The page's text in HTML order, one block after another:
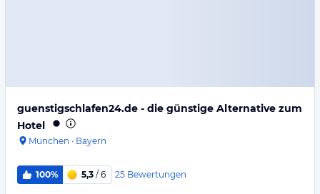
guenstigschlafen24.de - die günstige Alternative zum
Hotel
München · Bayern
100% 5,3 / 6 25 Bewertungen